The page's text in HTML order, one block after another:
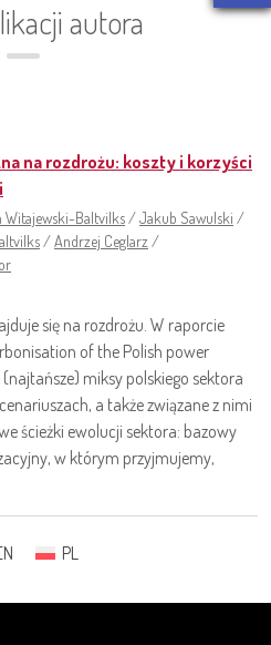
autora
na rozdrożu: koszty i korzyści
Witajewski-Baltvilks /Jakub Sawulski /
/Andrzej Ceglarz /
się na rozdrożu. W raporcie
of the Polish power
miksy polskiego sektora
a także związane z nimi
ścieżki ewolucji sektora: bazowy
w którym przyjmujemy,
PL